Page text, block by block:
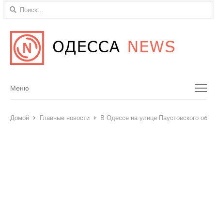
Найти:
Menu
Меню
Домой Главные новости В Одессе на улице Паустовского